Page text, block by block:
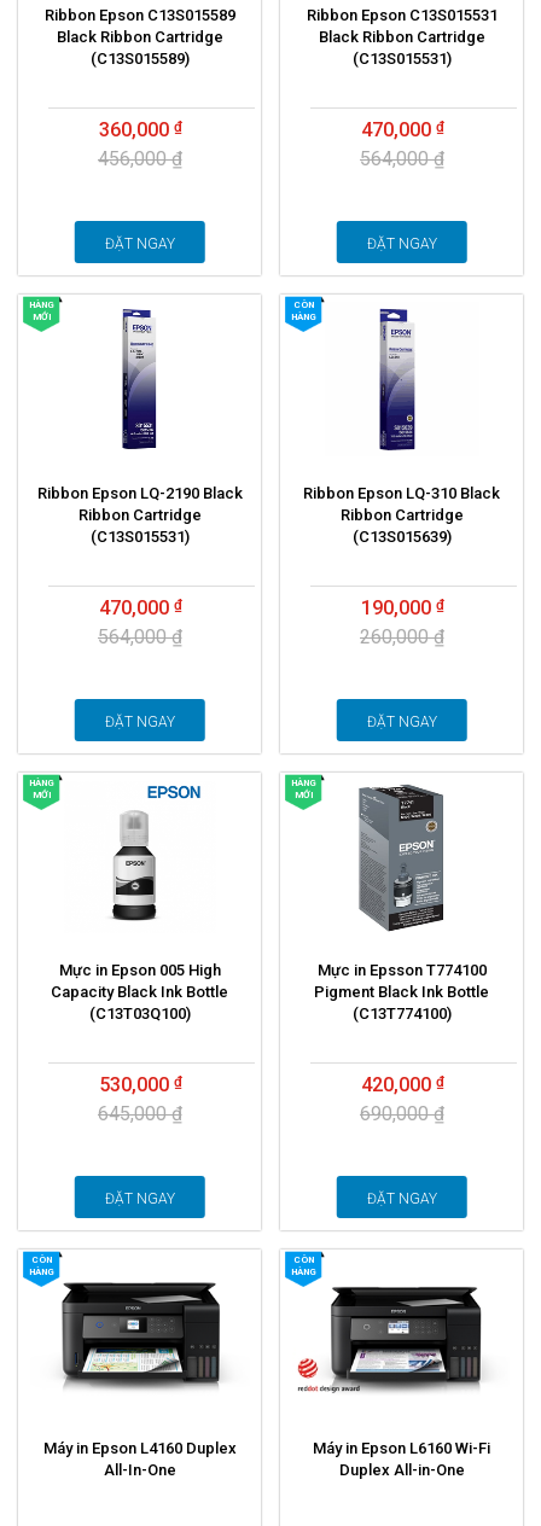
Ribbon Epson C13S015589
Black Ribbon Cartridge
(C13S015589)
360,000
456,000 ₫
ĐẶT NGAY
Ribbon Epson C13S015531
Black Ribbon Cartridge
(C13S015531)
470,000
564,000 ₫
ĐẶT NGAY
HÀNG
MỚI
Ribbon Epson LQ-2190 Black
Ribbon Cartridge
(C13S015531)
470,000
564,000 ₫
ĐẶT NGAY
CÒN
HÀNG
Ribbon Epson LQ-310 Black
Ribbon Cartridge
(C13S015639)
190,000
260,000 ₫
ĐẶT NGAY
HÀNG
MỚI
Mực in Epson 005 High
Capacity Black Ink Bottle
(C13T03Q100)
530,000
645,000 ₫
ĐẶT NGAY
HÀNG
MỚI
Mực in Epsson T774100
Pigment Black Ink Bottle
(C13T774100)
420,000
690,000 ₫
ĐẶT NGAY
CÒN
HÀNG
Máy in Epson L4160 Duplex
All-In-One
CÒN
HÀNG
Máy in Epson L6160 Wi-Fi
Duplex All-in-One